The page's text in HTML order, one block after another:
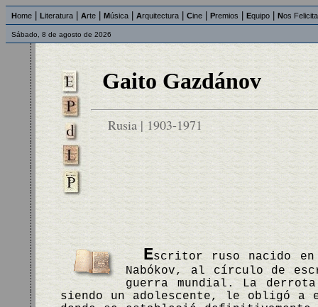
Home Literatura Arte Música Arquitectura Cine Premios Equipo Nos
Sábado, 8 de agosto de 2026
Gaito Gazdánov
Rusia | 1903-1971
Escritor ruso nacido en
Nabókov, al círculo de
guerra mundial. La
siendo un adolescente, le obligó a